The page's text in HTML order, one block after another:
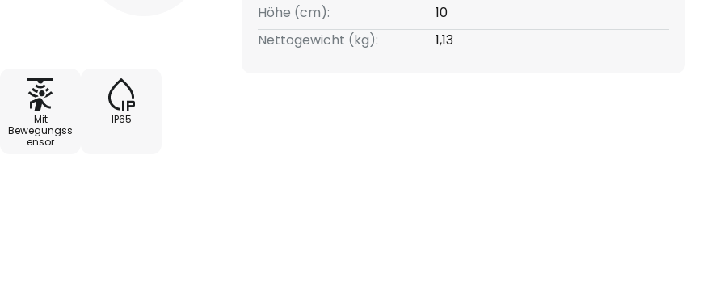
Mit
Bewegungss
ensor
IP65
Höhe (cm):
10
Nettogewicht (kg):
1,13